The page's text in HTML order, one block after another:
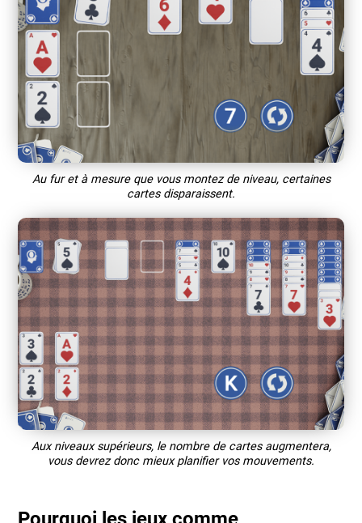
Au fur et à mesure que vous montez de niveau, certaines
cartes disparaissent.
Aux niveaux supérieurs, le nombre de cartes augmentera,
vous devrez donc mieux planifier vos mouvements.